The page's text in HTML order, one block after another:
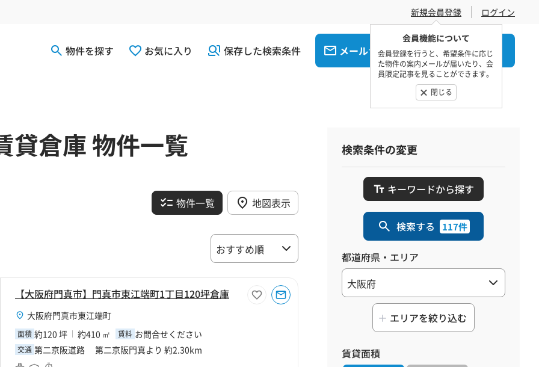
新規会員登録
会員機能について
会員登録を行うと、希望条件に応じ
た物件の案内メールが届いたり、会
員限定記事を見ることができます。
閉じる
ログイン
物件を探す お気に入り 保存した検索条件 メールでお問合せ 電話でお問合せ
貸倉庫 物件一覧
物件一覧 地図表示
【大阪府門真市】門真市東江端町1丁目120坪倉庫
大阪府門真市東江端町
面積 約120 坪 約410 ㎡ 賃料 お問合せください
交通 第二京阪道路 第二京阪門真より 約2.30km
検索条件の変更
キーワードから探す
検索する 117件
都道府県・エリア
エリアを絞り込む
賃貸面積